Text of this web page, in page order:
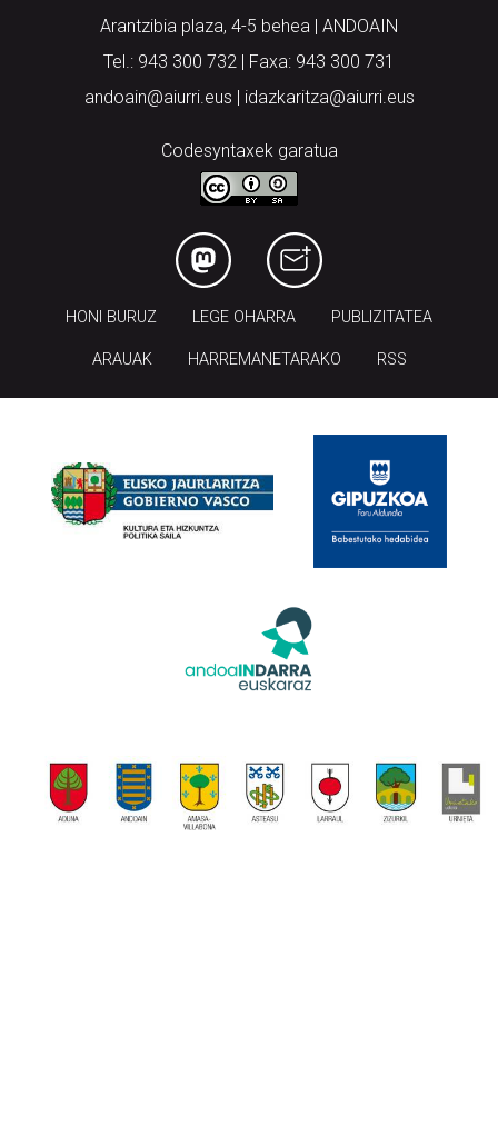
Arantzibia plaza, 4-5 behea | ANDOAIN
Tel.: 943 300 732 | Faxa: 943 300 731
andoain@aiurri.eus | idazkaritza@aiurri.eus
Codesyntaxek garatua
HONI BURUZ LEGE OHARRA PUBLIZITATEA
ARAUAK HARREMANETARAKO RSS